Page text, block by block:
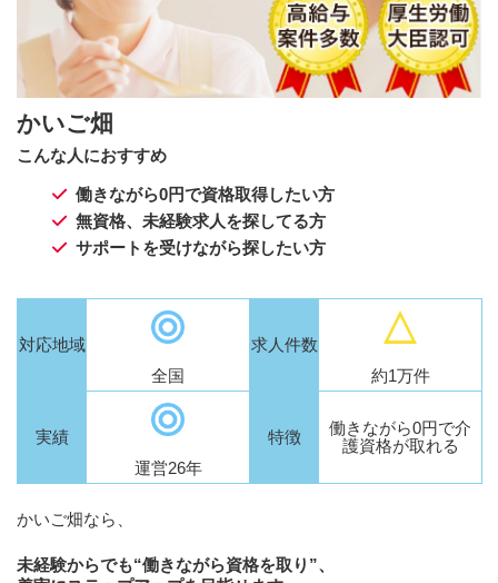
かいご畑
こんな人におすすめ
働きながら0円で資格取得したい方
無資格、未経験求人を探してる方
サポートを受けながら探したい方
対応地域
全国
求人件数
約1万件
実績
運営26年
特徴
働きながら0円で介
護資格が取れる
かいご畑なら、
未経験からでも“働きながら資格を取り”、